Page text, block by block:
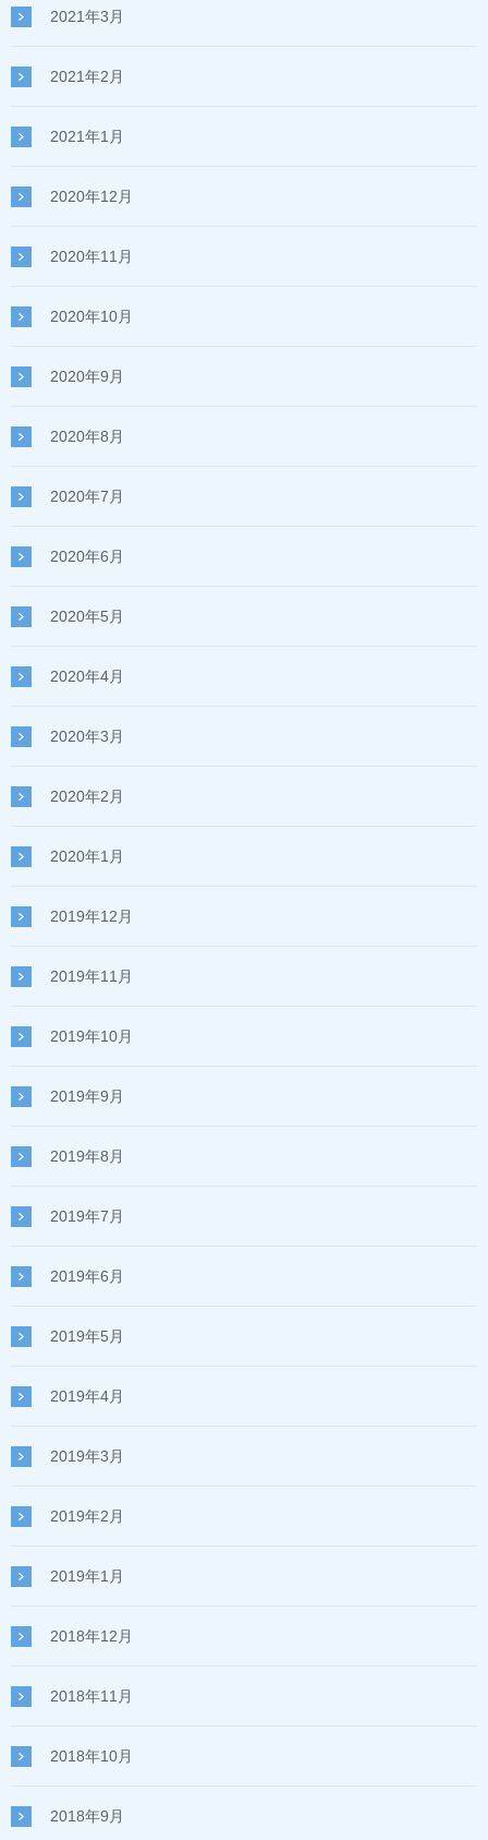
2021年3月
2021年2月
2021年1月
2020年12月
2020年11月
2020年10月
2020年9月
2020年8月
2020年7月
2020年6月
2020年5月
2020年4月
2020年3月
2020年2月
2020年1月
2019年12月
2019年11月
2019年10月
2019年9月
2019年8月
2019年7月
2019年6月
2019年5月
2019年4月
2019年3月
2019年2月
2019年1月
2018年12月
2018年11月
2018年10月
2018年9月